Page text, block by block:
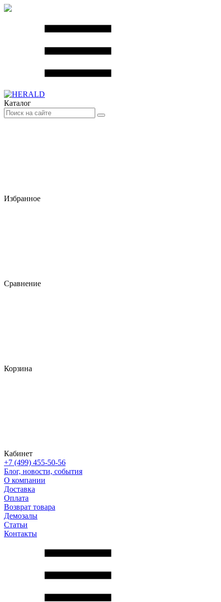
Каталог
Избранное
Сравнение
Корзина
Кабинет
+7 (499) 455-50-56
Блог, новости, события
О компании
Доставка
Оплата
Возврат товара
Демозалы
Статьи
Контакты